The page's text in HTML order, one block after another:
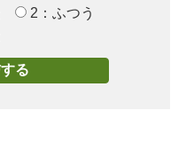
2：ふつう